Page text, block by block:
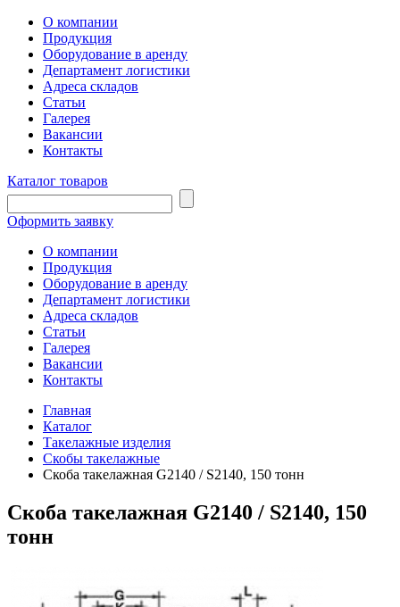
О компании
Продукция
Оборудование в аренду
Департамент логистики
Адреса складов
Статьи
Галерея
Вакансии
Контакты
Каталог товаров
Оформить заявку
О компании
Продукция
Оборудование в аренду
Департамент логистики
Адреса складов
Статьи
Галерея
Вакансии
Контакты
Главная
Каталог
Такелажные изделия
Скобы такелажные
Скоба такелажная G2140 / S2140, 150 тонн
Скоба такелажная G2140 / S2140, 150
тонн